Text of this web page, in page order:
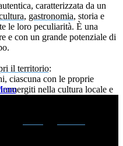
caratterizzata da un
, gastronomia, storia e
le loro peculiarità. È una
e con un grande potenziale di
il territorio:
ciascuna con le proprie
nella cultura locale e